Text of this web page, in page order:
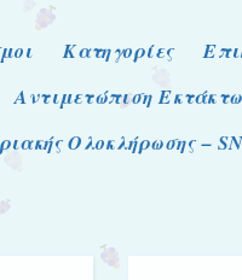
Κατηγορίες
Αντιμετώπιση
Ολοκλήρωσης –